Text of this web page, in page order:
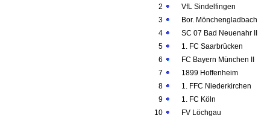
2
VfL Sindelfingen
3
Bor. Mönchengladbach
4
SC 07 Bad Neuenahr II
5
1. FC Saarbrücken
6
FC Bayern München II
7
1899 Hoffenheim
8
1. FFC Niederkirchen
9
1. FC Köln
10
FV Löchgau